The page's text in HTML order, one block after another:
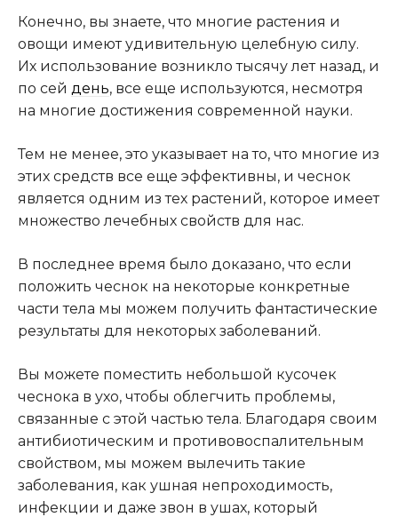
Конечно, вы знаете, что многие растения и
овощи имеют удивительную целебную силу.
Их использование возникло тысячу лет назад, и
по сей день, все еще используются, несмотря
на многие достижения современной науки.
Тем не менее, это указывает на то, что многие из
этих средств все еще эффективны, и чеснок
является одним из тех растений, которое имеет
множество лечебных свойств для нас.
В последнее время было доказано, что если
положить чеснок на некоторые конкретные
части тела мы можем получить фантастические
результаты для некоторых заболеваний.
Вы можете поместить небольшой кусочек
чеснока в ухо, чтобы облегчить проблемы,
связанные с этой частью тела. Благодаря своим
антибиотическим и противовоспалительным
свойством, мы можем вылечить такие
заболевания, как ушная непроходимость,
инфекции и даже звон в ушах, который